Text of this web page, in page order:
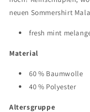
neuen Sommershirt
fresh mint
Material
60 % Baumwolle
40 % Polyester
Altersgruppe